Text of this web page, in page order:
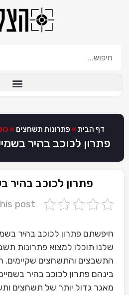
דף הבית » פתרונות תשחצים »
פתרון לכוכב בהיר
פתרון לכוכב בהיר
post
חיפשתם פתרון לכוכב בהיר
שלנו תוכלו למצוא פתרונות
התשבצים והתשחצים
בינהם פתרון לכוכב בהיר
מאגר גדול יותר של תשחצים